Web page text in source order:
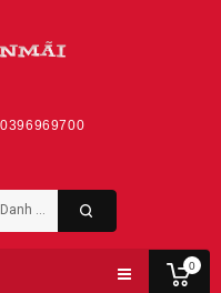
0
0396969700